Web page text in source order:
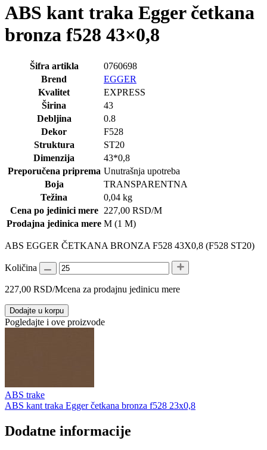
ABS kant traka Egger četkana
bronza f528 43×0,8
Šifra artikla
0760698
Brend
EGGER
Kvalitet
EXPRESS
Širina
43
Debljina
0.8
Dekor
F528
Struktura
ST20
Dimenzija
43*0,8
Preporučena priprema Unutrašnja upotreba
Boja
TRANSPARENTNA
Težina
0,04 kg
Cena po jedinici mere
227,00 RSD/M
Prodajna jedinica mere M (1 M)
ABS EGGER ČETKANA BRONZA F528 43X0,8 (F528 ST20)
Količina
227,00 RSD/Mcena za prodajnu jedinicu mere
Dodajte u korpu
Pogledajte i ove proizvode
ABS trake
ABS kant traka Egger četkana bronza f528 23x0,8
Dodatne informacije